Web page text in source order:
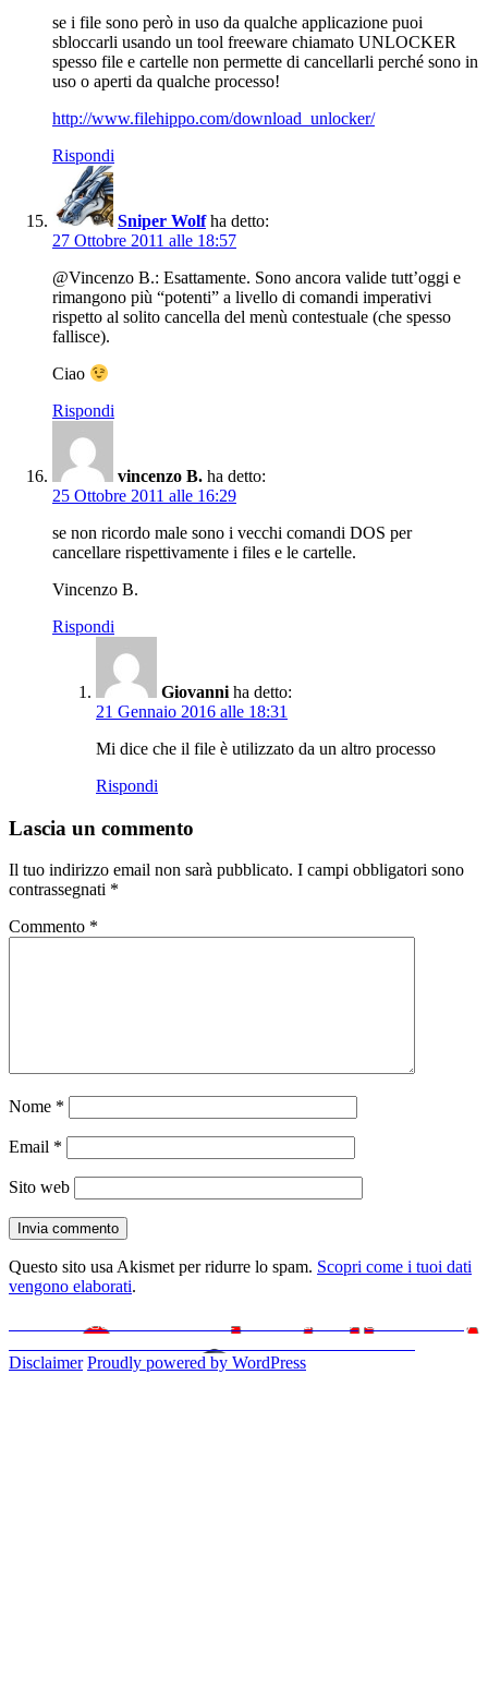
se i file sono però in uso da qualche applicazione puoi
sbloccarli usando un tool freeware chiamato UNLOCKER
spesso file e cartelle non permette di cancellarli perché sono in
uso o aperti da qualche processo!
http://www.filehippo.com/download_unlocker/
Rispondi
Sniper Wolf ha detto:
27 Ottobre 2011 alle 18:57
@Vincenzo B.: Esattamente. Sono ancora valide tutt’oggi e
rimangono più “potenti” a livello di comandi imperativi
rispetto al solito cancella del menù contestuale (che spesso
fallisce).
Ciao
Rispondi
vincenzo B. ha detto:
25 Ottobre 2011 alle 16:29
se non ricordo male sono i vecchi comandi DOS per
cancellare rispettivamente i files e le cartelle.
Vincenzo B.
Rispondi
Giovanni ha detto:
21 Gennaio 2016 alle 18:31
Mi dice che il file è utilizzato da un altro processo
Rispondi
Lascia un commento
Il tuo indirizzo email non sarà pubblicato. I campi obbligatori sono
contrassegnati *
Commento *
Nome *
Email *
Sito web
Questo sito usa Akismet per ridurre lo spam. Scopri come i tuoi dati
vengono elaborati.
Navigazione
articoli
Articolo
Come installare Wine su Ubuntu 11.10 (Oneiric Ocelot)
successivo:
Disclaimer Proudly powered by WordPress